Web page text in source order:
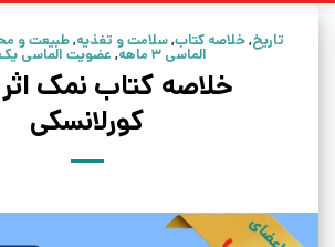
تاریخ,خلاصه کتاب,سلامت و تغذیه,طبیعت و
الماسی 3 ماهه , عضویت الماسی
خلاصه کتاب نمک
کورلانسکی